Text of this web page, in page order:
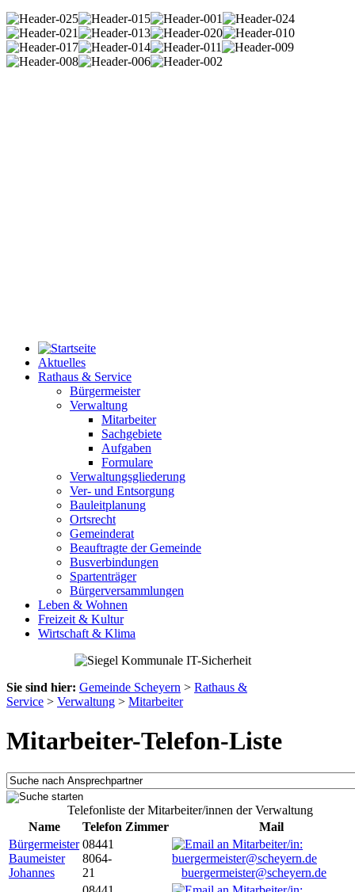
Aktuelles
Rathaus & Service
Bürgermeister
Verwaltung
Mitarbeiter
Sachgebiete
Aufgaben
Formulare
Verwaltungsgliederung
Ver- und Entsorgung
Bauleitplanung
Ortsrecht
Gemeinderat
Beauftragte der Gemeinde
Busverbindungen
Spartenträger
Bürgerversammlungen
Leben & Wohnen
Freizeit & Kultur
Wirtschaft & Klima
Sie sind hier: Gemeinde Scheyern > Rathaus &
Service > Verwaltung > Mitarbeiter
Mitarbeiter-Telefon-Liste
Telefonliste der Mitarbeiter/innen der Verwaltung
Name
Telefon Zimmer
Mail
Bürgermeister
Baumeister
Johannes
08441
8064-
21
buergermeister@scheyern.de